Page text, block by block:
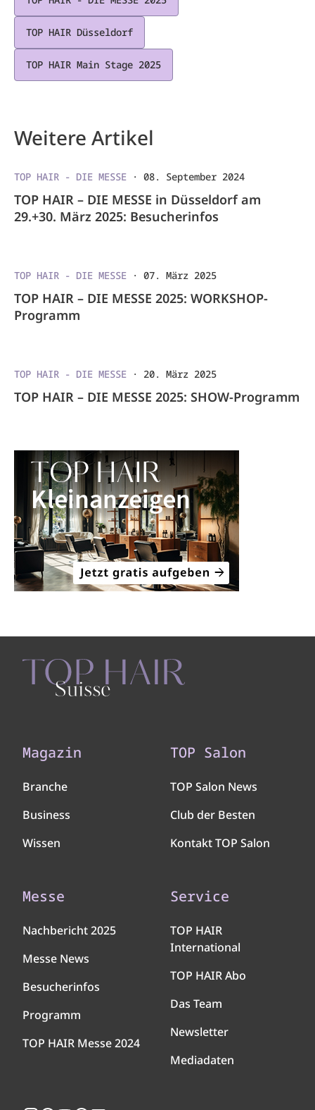
TOP HAIR Düsseldorf
TOP HAIR Main Stage 2025
Weitere Artikel
TOP HAIR - DIE MESSE · 08. September 2024
TOP HAIR – DIE MESSE in Düsseldorf am
29.+30. März 2025: Besucherinfos
TOP HAIR - DIE MESSE · 07. März 2025
TOP HAIR – DIE MESSE 2025: WORKSHOP-
Programm
TOP HAIR - DIE MESSE · 20. März 2025
TOP HAIR – DIE MESSE 2025: SHOW-Programm
Magazin
Branche
Business
Wissen
TOP Salon
TOP Salon News
Club der Besten
Kontakt TOP Salon
Messe
Nachbericht 2025
Messe News
Besucherinfos
Programm
TOP HAIR Messe 2024
Service
TOP HAIR
International
TOP HAIR Abo
Das Team
Newsletter
Mediadaten